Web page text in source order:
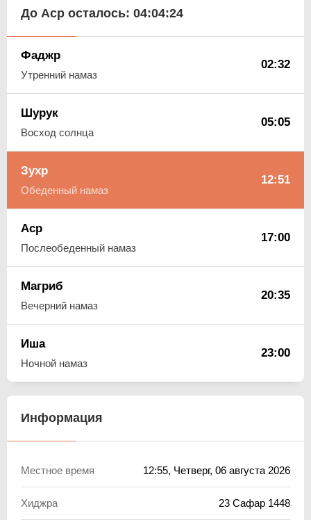
До Аср осталось: 04:04:23
Фаджр
Утренний намаз
02:32
Шурук
Восход солнца
05:05
Зухр
Обеденный намаз
12:51
Аср
Послеобеденный намаз
17:00
Магриб
Вечерний намаз
20:35
Иша
Ночной намаз
23:00
Информация
Местное время 12:55, Четверг, 06 августа 2026
Хиджра 23 Сафар 1448